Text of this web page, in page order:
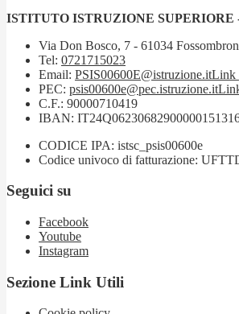
ISTITUTO ISTRUZIONE
Via Don Bosco, 7 - 61034
Tel: 0721715023
Email: PSIS00600E@istruzione.itLink
PEC: psis00600e@pec.istruzione.it
C.F.: 90000710419
IBAN:
CODICE IPA: istsc_psis00600e
Codice univoco di fatturazione:
Seguici su
Facebook
Youtube
Instagram
Sezione Link Utili